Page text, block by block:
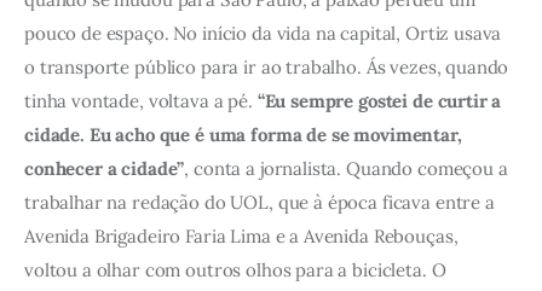
pouco de espaço. No início da vida na capital, Ortiz usava
o transporte público para ir ao trabalho. Ás vezes, quando
tinha vontade, voltava a pé. “Eu sempre gostei de curtir a
cidade. Eu acho que é uma forma de se movimentar,
conhecer a cidade”, conta a jornalista. Quando começou a
trabalhar na redação do UOL, que à época ficava entre a
Avenida Brigadeiro Faria Lima e a Avenida Rebouças,
voltou a olhar com outros olhos para a bicicleta. O